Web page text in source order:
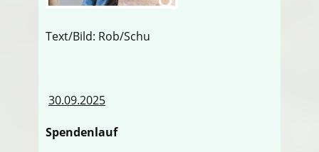
Text/Bild: Rob/Schu
30.09.2025
Spendenlauf